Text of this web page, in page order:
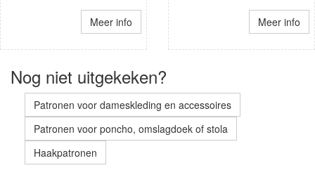
Meer info Meer info
Nog niet uitgekeken?
Patronen voor dameskleding en accessoires
Patronen voor poncho, omslagdoek of stola
Haakpatronen